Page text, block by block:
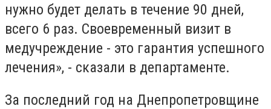
нужно будет делать в течение 90 дней,
всего 6 раз. Своевременный визит в
медучреждение - это гарантия успешного
лечения», - сказали в департаменте.
За последний год на Днепропетровщине